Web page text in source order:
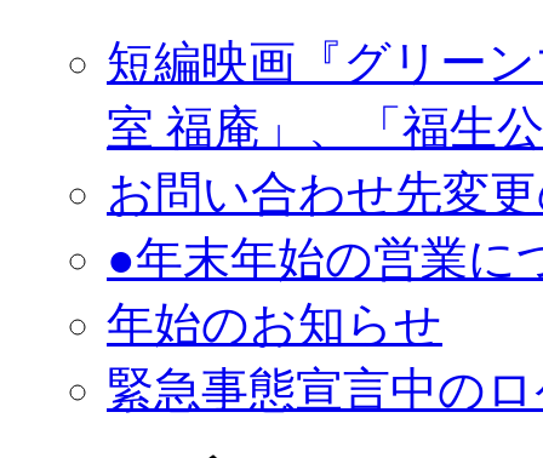
短編映画『グリー
室 福庵」、「福生
お問い合わせ先変
●年末年始の営業に
年始のお知らせ
緊急事態宣言中の